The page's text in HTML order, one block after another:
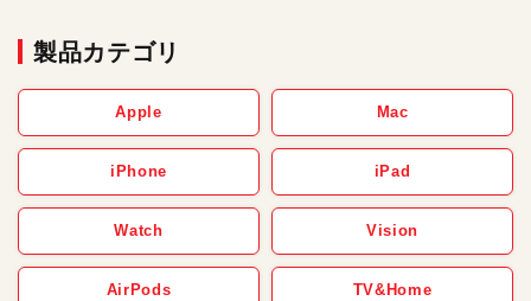
製品カテゴリ
Apple Mac
iPhone iPad
Watch Vision
AirPods TV&Home